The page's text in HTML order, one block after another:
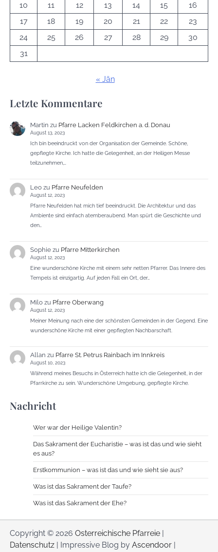
10
11 12 13 14 15
16
17
18 19 20 21 22
23
24
25 26 27 28 29
30
31
« Jän
Letzte Kommentare
Martin zu Pfarre Lacken Feldkirchen a. d. Donau
August 13, 2023
Ich bin beeindruckt von der Organisation der Gemeinde. Schöne,
gepflegte Kirche. Ich hatte die Gelegenheit, an der Heiligen Messe
teilzunehmen,…
Leozu Pfarre Neufelden
August 12, 2023
Pfarre Neufelden hat mich tief beeindruckt. Die Architektur und das
Ambiente sind einfach atemberaubend. Man spürt die Geschichte und
den…
Sophiezu Pfarre Mitterkirchen
August 12, 2023
Eine wunderschöne Kirche mit einem sehr netten Pfarrer. Das Innere des
Tempels ist einzigartig. Auf jeden Fall ein Ort, der…
Milozu Pfarre Oberwang
August 12, 2023
Meiner Meinung nach eine der schönsten Gemeinden in der Gegend. Eine
wunderschöne Kirche mit einer gepflegten Nachbarschaft.
Allan zu Pfarre St. Petrus Rainbach im Innkreis
August 10, 2023
Während meines Besuchs in Österreich hatte ich die Gelegenheit, in der
Pfarrkirche zu sein. Wunderschöne Umgebung, gepflegte Kirche.
Nachricht
Wer war der Heilige Valentin?
Das Sakrament der Eucharistie – was ist das und wie sieht
es aus?
Erstkommunion – was ist das und wie sieht sie aus?
Was ist das Sakrament der Taufe?
Was ist das Sakrament der Ehe?
Copyright © 2026 Osterreichische Pfarreie |
Datenschutz | Impressive Blog by Ascendoor |